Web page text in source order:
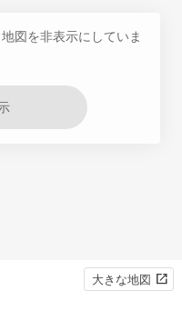
図を非表示にしていま
大きな地図